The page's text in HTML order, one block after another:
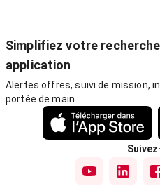
Simplifiez votre
application
Alertes offres, suivi de mission,
portée de main.